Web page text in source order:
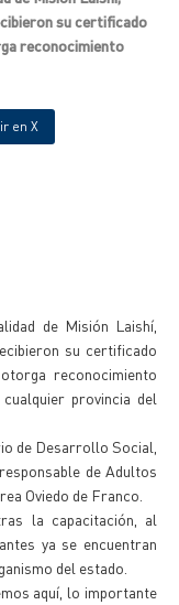
su certificado
reconocimiento
en X
de Misión Laishí,
su certificado
reconocimiento
provincia del
de Desarrollo Social,
de Adultos
Oviedo de Franco.
la capacitación, al
ya se encuentran
del estado.
aquí, lo importante